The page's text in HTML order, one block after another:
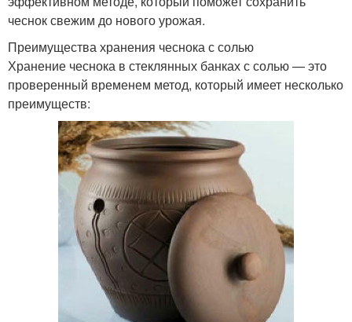
чеснок свежим до нового урожая.
Преимущества хранения чеснока с солью
Хранение чеснока в стеклянных банках с солью — это
проверенный временем метод, который имеет несколько
преимуществ: